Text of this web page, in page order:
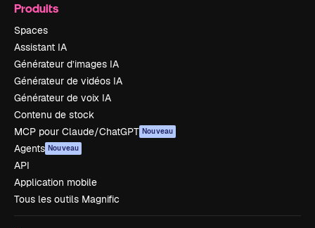
Produits
Spaces
Assistant IA
Générateur d’images IA
Générateur de vidéos IA
Générateur de voix IA
Contenu de stock
MCP pour Claude/ChatGPT Nouveau
Agents Nouveau
API
Application mobile
Tous les outils Magnific